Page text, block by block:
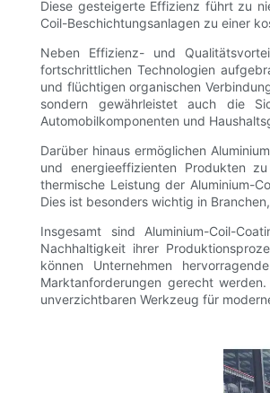
Diese gesteigerte Effizienz führt zu
Coil-Beschichtungsanlagen zu einer
Neben Effizienz- und
fortschrittlichen Technologien
und flüchtigen organischen
sondern gewährleistet auch die
Automobilkomponenten und
Darüber hinaus ermöglichen
und energieeffizienten Produkten
thermische Leistung der Aluminium-
Dies ist besonders wichtig in
Insgesamt sind Aluminium-Coil-
Nachhaltigkeit ihrer
können Unternehmen
Marktanforderungen gerecht
unverzichtbaren Werkzeug für